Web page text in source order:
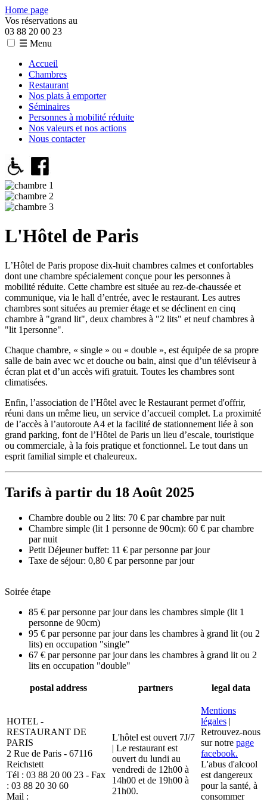
Home page
Vos réservations au
03 88 20 00 23
☰ Menu
Accueil
Chambres
Restaurant
Nos plats à emporter
Séminaires
Personnes à mobilité réduite
Nos valeurs et nos actions
Nous contacter
L'Hôtel de Paris
L’Hôtel de Paris propose dix-huit chambres calmes et confortables
dont une chambre spécialement conçue pour les personnes à
mobilité réduite. Cette chambre est située au rez-de-chaussée et
communique, via le hall d’entrée, avec le restaurant. Les autres
chambres sont situées au premier étage et se déclinent en cinq
chambre à "grand lit", deux chambres à "2 lits" et neuf chambres à
"lit 1personne".
Chaque chambre, « single » ou « double », est équipée de sa propre
salle de bain avec wc et douche ou bain, ainsi que d’un téléviseur à
écran plat et d’un accès wifi gratuit. Toutes les chambres sont
climatisées.
Enfin, l’association de l’Hôtel avec le Restaurant permet d'offrir,
réuni dans un même lieu, un service d’accueil complet. La proximité
de l’accès à l’autoroute A4 et la facilité de stationnement liée à son
grand parking, font de l’Hôtel de Paris un lieu d’escale, touristique
ou commerciale, à la fois pratique et fonctionnel. Le tout dans un
esprit familial simple et chaleureux.
Tarifs à partir du 18 Août 2025
Chambre double ou 2 lits: 70 € par chambre par nuit
Chambre simple (lit 1 personne de 90cm): 60 € par chambre
par nuit
Petit Déjeuner buffet: 11 € par personne par jour
Taxe de séjour: 0,80 € par personne par jour
Soirée étape
85 € par personne par jour dans les chambres simple (lit 1
personne de 90cm)
95 € par personne par jour dans les chambres à grand lit (ou 2
lits) en occupation "single"
67 € par personne par jour dans les chambres à grand lit ou 2
lits en occupation "double"
postal address partners legal data
HOTEL -
RESTAURANT DE
PARIS
2 Rue de Paris - 67116
Reichstett
Tél : 03 88 20 00 23 - Fax
: 03 88 20 30 60
Mail :
L'hôtel est ouvert 7J/7
| Le restaurant est
ouvert du lundi au
vendredi de 12h00 à
14h00 et de 19h00 à
21h00.
Mentions
légales |
Retrouvez-nous
sur notre page
facebook.
L'abus d'alcool
est dangereux
pour la santé, à
consommer